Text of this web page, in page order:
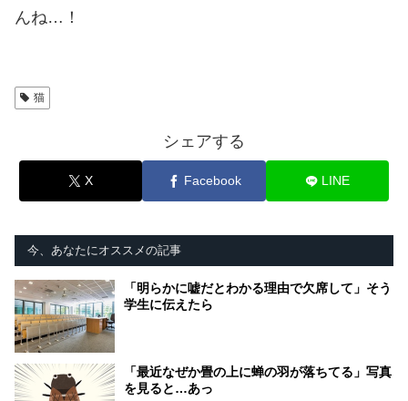
んね…！
猫
シェアする
X Facebook LINE
今、あなたにオススメの記事
「明らかに嘘だとわかる理由で欠席して」そう
学生に伝えたら
「最近なぜか畳の上に蝉の羽が落ちてる」写真
を見ると…あっ